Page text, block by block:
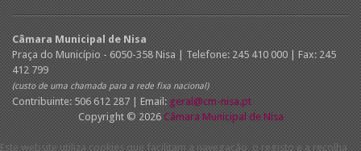
Câmara Municipal de Nisa
Praça do Município - 6050-358 Nisa | Telefone: 245 410 000 | Fax: 245
412 799
(custo de uma chamada para a rede fixa nacional)
Contribuinte: 506 612 287 | Email: geral@cm-nisa.pt
Copyright © 2026 Câmara Municipal de Nisa
Este website utiliza cookies que facilitam a navegação, o registo e a recolha